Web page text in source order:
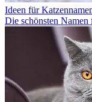
Ideen für
Die schönsten